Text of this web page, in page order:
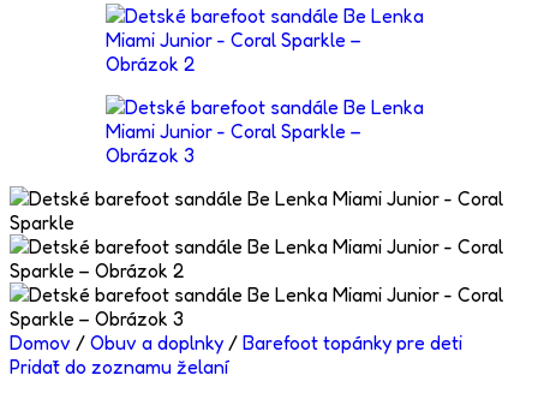
Domov / Obuv a doplnky / Barefoot topánky pre deti
Pridať do zoznamu želaní